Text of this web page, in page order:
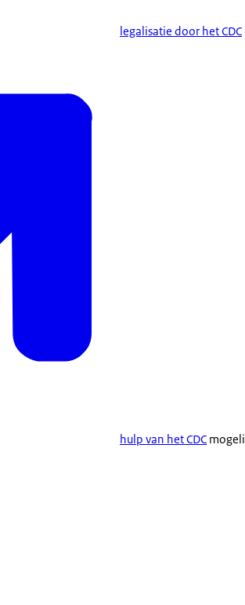
legalisatie door het CDC
hulp van het CDC